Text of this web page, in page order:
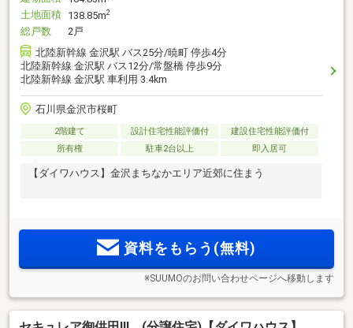
土地面積 138.85m2
総戸数
2戸
北陸新幹線 金沢駅 バス25分/暁町 停歩4分
北陸新幹線 金沢駅 バス12分/常盤橋 停歩9分
北陸新幹線 金沢駅 車利用 3.4km
石川県金沢市桜町
2階建て 設計住宅性能評価付
建設住宅性能評価付
所有権
駐車2台以上 即入居可
【ダイワハウス】金沢まちなかエリア近郊に住まう
資料をもらう(無料)
※SUUMOのお問い合わせページへ移動します